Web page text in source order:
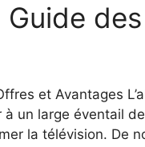
et Avantages
un large éventail
la télévision. De